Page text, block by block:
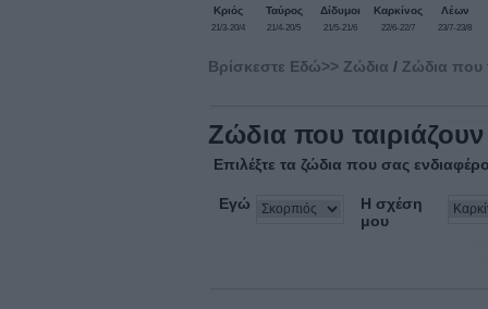
Κριός
21/3-20/4
Ταύρος
21/4-20/5
Δίδυμοι
21/5-21/6
Καρκίνος
22/6-22/7
Λέων
23/7-23/8
Βρίσκεστε Eδώ>> Ζώδια / Ζώδια που
Ζώδια που ταιριάζουν
Επιλέξτε τα ζώδια που σας
Εγώ
Η σχέση
μου